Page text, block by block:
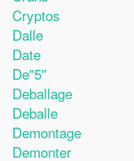
Cryptos
Dalle
Date
De''5''
Deballage
Deballe
Demontage
Demonter